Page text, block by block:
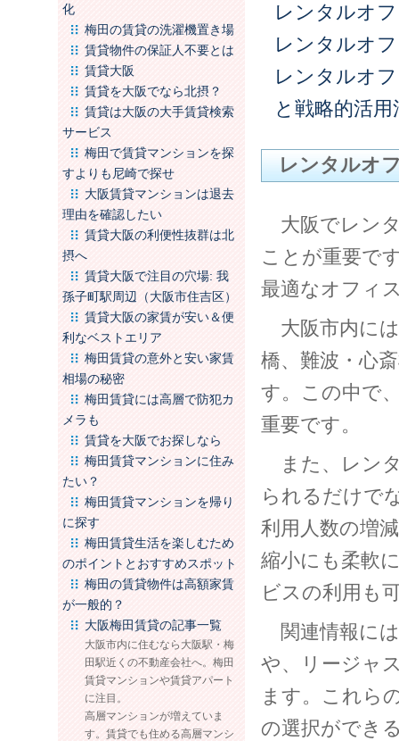
化
梅田の賃貸の洗濯機置き場
賃貸物件の保証人不要とは
賃貸大阪
賃貸を大阪でなら北摂？
賃貸は大阪の大手賃貸検索
サービス
梅田で賃貸マンションを探
すよりも尼崎で探せ
大阪賃貸マンションは退去
理由を確認したい
賃貸大阪の利便性抜群は北
摂へ
賃貸大阪で注目の穴場: 我
孫子町駅周辺（大阪市住吉区）
賃貸大阪の家賃が安い＆便
利なベストエリア
梅田賃貸の意外と安い家賃
相場の秘密
梅田賃貸には高層で防犯カ
メラも
賃貸を大阪でお探しなら
梅田賃貸マンションに住み
たい？
梅田賃貸マンションを帰り
に探す
梅田賃貸生活を楽しむため
のポイントとおすすめスポット
梅田の賃貸物件は高額家賃
が一般的？
大阪梅田賃貸の記事一覧
大阪市内に住むなら大阪駅・梅
田駅近くの不動産会社へ。梅田
賃貸マンションや賃貸アパート
に注目。
高層マンションが増えていま
す。賃貸でも住める高層マンシ
レンタルオ
レンタルオ
レンタルオ
と戦略的活用
レンタルオ
大阪でレン
ことが重要で
最適なオフィ
大阪市内には
橋、難波・心
す。この中で
重要です。
また、レン
られるだけで
利用人数の増
縮小にも柔軟
ビスの利用も
関連情報に
や、リージャ
ます。これら
の選択ができ